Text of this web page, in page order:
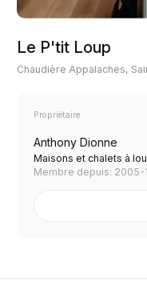
Le P'tit Loup
Chaudière Appalaches,
Propriétaire
Anthony Dionne
Maisons et chalets à
Membre depuis: 2005-